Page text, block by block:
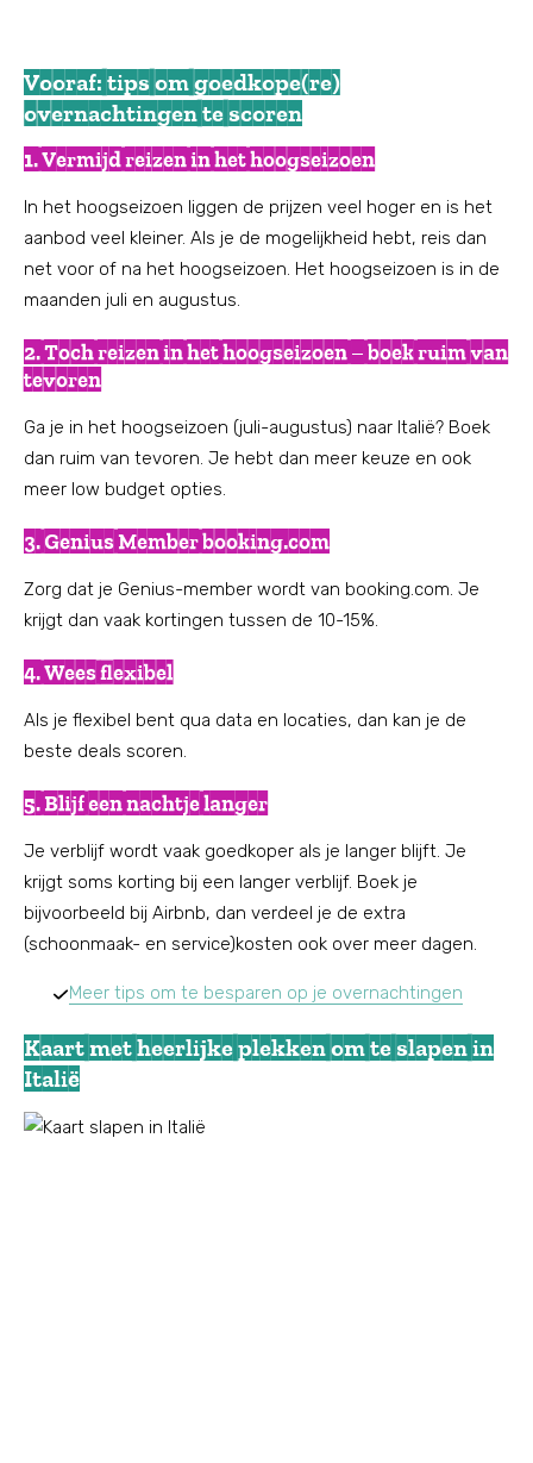
Vooraf: tips om goedkope(re)
overnachtingen te scoren
1. Vermijd reizen in het hoogseizoen
In het hoogseizoen liggen de prijzen veel hoger en is het
aanbod veel kleiner. Als je de mogelijkheid hebt, reis dan
net voor of na het hoogseizoen. Het hoogseizoen is in de
maanden juli en augustus.
2. Toch reizen in het hoogseizoen – boek ruim van
tevoren
Ga je in het hoogseizoen (juli-augustus) naar Italië? Boek
dan ruim van tevoren. Je hebt dan meer keuze en ook
meer low budget opties.
3. Genius Member booking.com
Zorg dat je Genius-member wordt van booking.com. Je
krijgt dan vaak kortingen tussen de 10-15%.
4. Wees flexibel
Als je flexibel bent qua data en locaties, dan kan je de
beste deals scoren.
5. Blijf een nachtje langer
Je verblijf wordt vaak goedkoper als je langer blijft. Je
krijgt soms korting bij een langer verblijf. Boek je
bijvoorbeeld bij Airbnb, dan verdeel je de extra
(schoonmaak- en service)kosten ook over meer dagen.
Meer tips om te besparen op je overnachtingen
Kaart met heerlijke plekken om te slapen in
Italië